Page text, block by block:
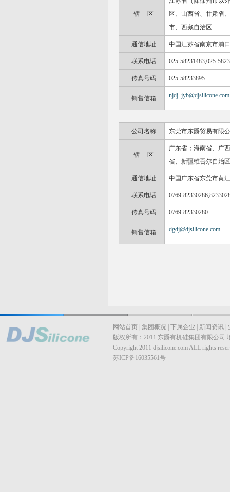
辖 区
区、山西省、甘肃省
市、西藏自治区
通信地址 中国江苏省南京市浦
联系电话 025-58231483,025-
传真号码 025-58233895
销售信箱
公司名称 东莞市东爵贸易有限
辖 区
广东省；海南省、广
省、新疆维吾尔自治
通信地址 中国广东省东莞市黄
联系电话 0769-
传真号码 0769-82330280
销售信箱 dgdj@djsilicone.com
网站首页 集团概况 下属企业 新闻资讯
版权所有：2011 东爵有机硅集团有限公
Copyright 2011 djsilicone.com ALL rights
苏ICP备16035561号